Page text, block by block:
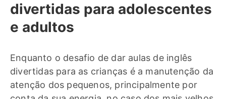
divertidas para adolescentes
e adultos
Enquanto o desafio de dar aulas de inglês
divertidas para as crianças é a manutenção da
atenção dos pequenos, principalmente por